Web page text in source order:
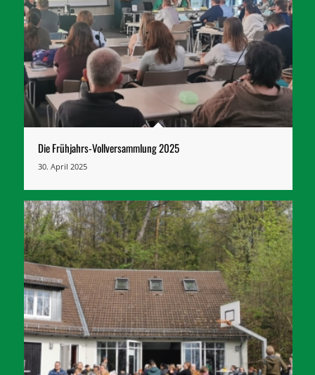
Die Frühjahrs-Vollversammlung 2025
30. April 2025